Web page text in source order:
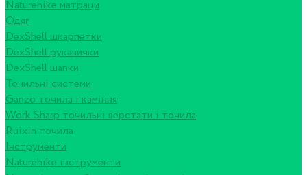
Naturehike матраци
Одяг
DexShell шкарпетки
DexShell рукавички
DexShell шапки
Точильні системи
Ganzo точила і каміння
Work Sharp точильні верстати і точила
Ruixin точила
Інструменти
Naturehike інструменти